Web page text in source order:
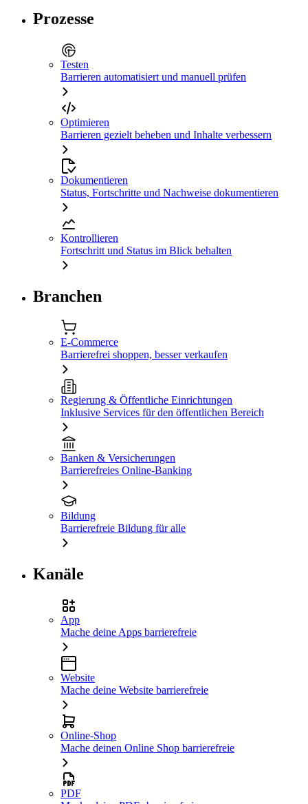
Prozesse
Testen
Barrieren automatisiert und manuell prüfen
Optimieren
Barrieren gezielt beheben und Inhalte verbessern
Dokumentieren
Status, Fortschritte und Nachweise dokumentieren
Kontrollieren
Fortschritt und Status im Blick behalten
Branchen
E-Commerce
Barrierefrei shoppen, besser verkaufen
Regierung & Öffentliche Einrichtungen
Inklusive Services für den öffentlichen Bereich
Banken & Versicherungen
Barrierefreies Online-Banking
Bildung
Barrierefreie Bildung für alle
Kanäle
App
Mache deine Apps barrierefreie
Website
Mache deine Website barrierefreie
Online-Shop
Mache deinen Online Shop barrierefreie
PDF